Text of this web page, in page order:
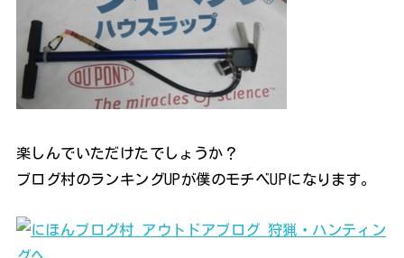
楽しんでいただけたでしょうか？
ブログ村のランキングUPが僕のモチベUPになります。